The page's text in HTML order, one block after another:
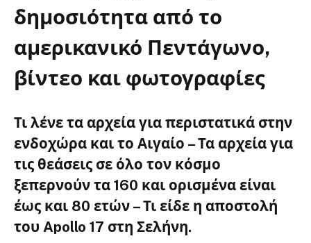
δημοσιότητα από το
αμερικανικό Πεντάγωνο,
βίντεο και φωτογραφίες
Τι λένε τα αρχεία για περιστατικά στην
ενδοχώρα και το Αιγαίο – Τα αρχεία για
τις θεάσεις σε όλο τον κόσμο
ξεπερνούν τα 160 και ορισμένα είναι
έως και 80 ετών – Τι είδε η αποστολή
του Apollo 17 στη Σελήνη.